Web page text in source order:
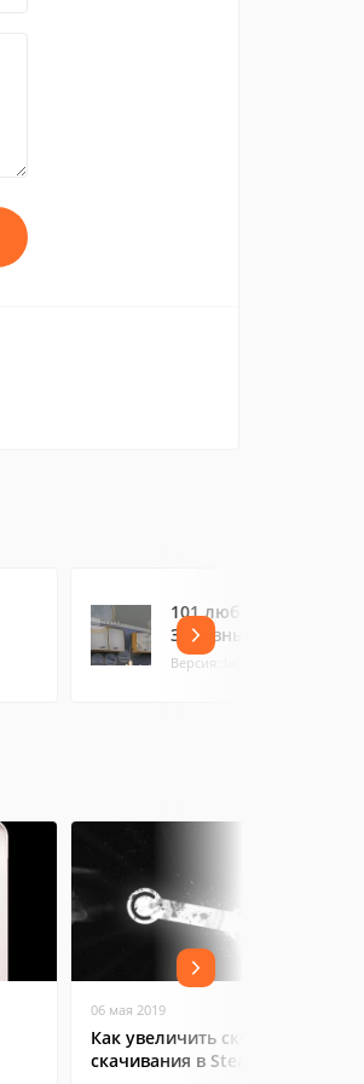
101 любимчик.
Забавные котята
Версия: latest
06 мая 2019
Как увеличить скорость
скачивания в Steam?